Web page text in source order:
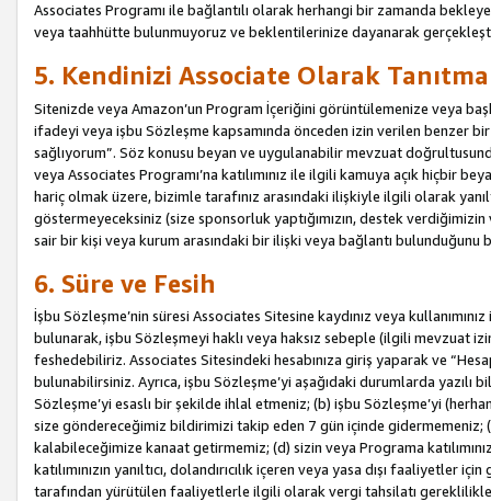
Associates Programı ile bağlantılı olarak herhangi bir zamanda
veya taahhütte bulunmuyoruz ve beklentilerinize dayanarak
5. Kendinizi Associate Olarak
Sitenizde veya Amazon’un Program İçeriğini görüntülemenize veya
ifadeyi veya işbu Sözleşme kapsamında önceden izin verilen benzer
sağlıyorum”. Söz konusu beyan ve uygulanabilir mevzuat
veya Associates Programı’na katılımınız ile ilgili kamuya açık hiçbir
hariç olmak üzere, bizimle tarafınız arasındaki ilişkiyle ilgili olarak
göstermeyeceksiniz (size sponsorluk yaptığımızın, destek
sair bir kişi veya kurum arasındaki bir ilişki veya bağlantı bulunduğunu
6. Süre ve Fesih
İşbu Sözleşme’nin süresi Associates Sitesine kaydınız veya
bulunarak, işbu Sözleşmeyi haklı veya haksız sebeple (ilgili mevzuat
feshedebiliriz. Associates Sitesindeki hesabınıza giriş yaparak ve
bulunabilirsiniz. Ayrıca, işbu Sözleşme’yi aşağıdaki durumlarda yazılı
Sözleşme’yi esaslı bir şekilde ihlal etmeniz; (b) işbu Sözleşme’yi
size göndereceğimiz bildirimizi takip eden 7 gün içinde gidermemeniz;
kalabileceğimize kanaat getirmemiz; (d) sizin veya Programa
katılımınızın yanıltıcı, dolandırıcılık içeren veya yasa dışı
tarafından yürütülen faaliyetlerle ilgili olarak vergi tahsilatı